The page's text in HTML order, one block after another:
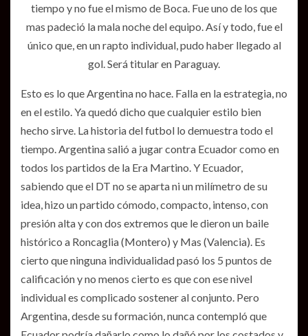
tiempo y no fue el mismo de Boca. Fue uno de los que
mas padeció la mala noche del equipo. Así y todo, fue el
único que, en un rapto individual, pudo haber llegado al
gol. Será titular en Paraguay.
Esto es lo que Argentina no hace. Falla en la estrategia, no
en el estilo. Ya quedó dicho que cualquier estilo bien
hecho sirve. La historia del futbol lo demuestra todo el
tiempo. Argentina salió a jugar contra Ecuador como en
todos los partidos de la Era Martino. Y Ecuador,
sabiendo que el DT no se aparta ni un milímetro de su
idea, hizo un partido cómodo, compacto, intenso, con
presión alta y con dos extremos que le dieron un baile
histórico a Roncaglia (Montero) y Mas (Valencia). Es
cierto que ninguna individualidad pasó los 5 puntos de
calificación y no menos cierto es que con ese nivel
individual es complicado sostener al conjunto. Pero
Argentina, desde su formación, nunca contempló que